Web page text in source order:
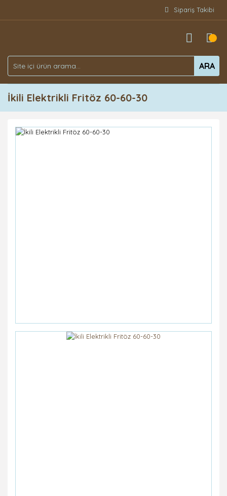
Sipariş Takibi
ARA
İkili Elektrikli Fritöz 60-60-30